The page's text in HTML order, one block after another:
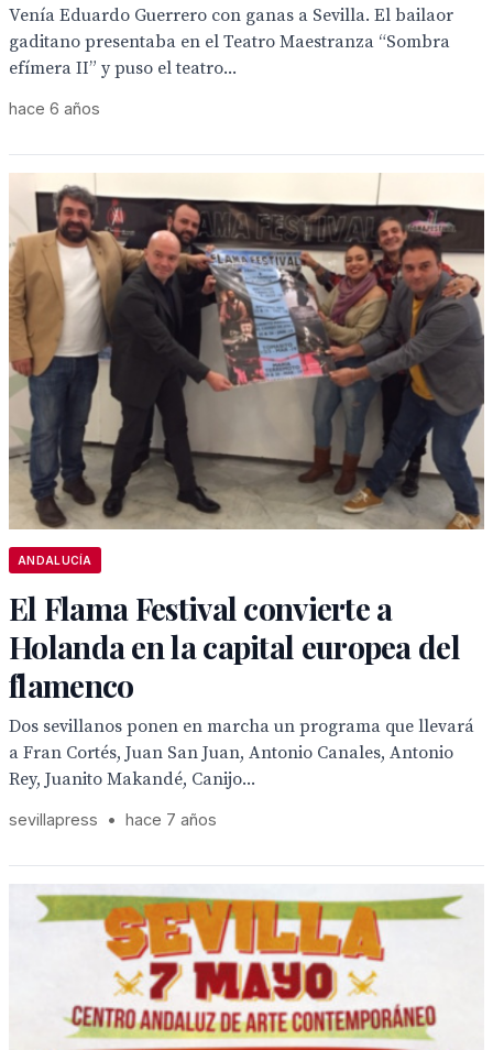
Venía Eduardo Guerrero con ganas a Sevilla. El bailaor
gaditano presentaba en el Teatro Maestranza “Sombra
efímera II” y puso el teatro...
hace 6 años
ANDALUCÍA
El Flama Festival convierte a
Holanda en la capital europea del
flamenco
Dos sevillanos ponen en marcha un programa que llevará
a Fran Cortés, Juan San Juan, Antonio Canales, Antonio
Rey, Juanito Makandé, Canijo...
sevillapress • hace 7 años